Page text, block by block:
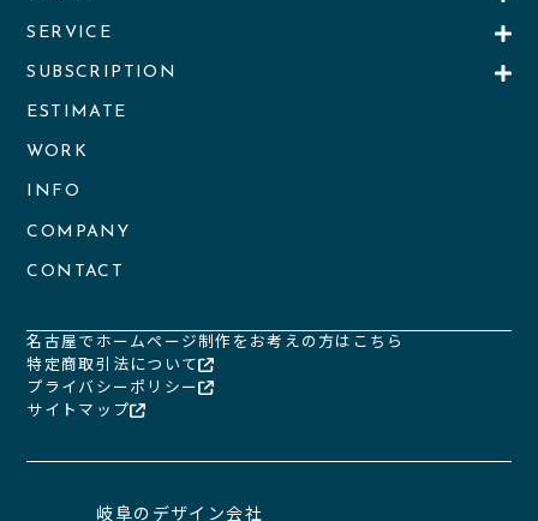
SERVICE
SUBSCRIPTION
ESTIMATE
WORK
INFO
COMPANY
CONTACT
名古屋でホームページ制作をお考えの方はこちら
特定商取引法について
プライバシーポリシー
サイトマップ
岐阜のデザイン会社